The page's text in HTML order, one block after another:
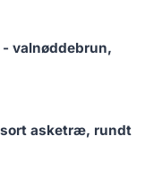
- valnøddebrun,
sort asketræ, rundt